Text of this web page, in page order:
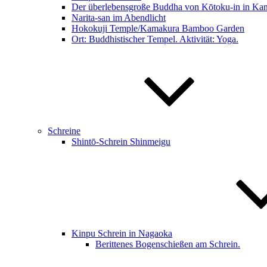
Der überlebensgroße Buddha von Kōtoku-in in
Narita-san im Abendlicht
Hokokuji Temple/Kamakura Bamboo Garden
Ort: Buddhistischer Tempel. Aktivität: Yoga.
Schreine
Shintō-Schrein Shinmeigu
Kinpu Schrein in Nagaoka
Berittenes Bogenschießen am Schrein.